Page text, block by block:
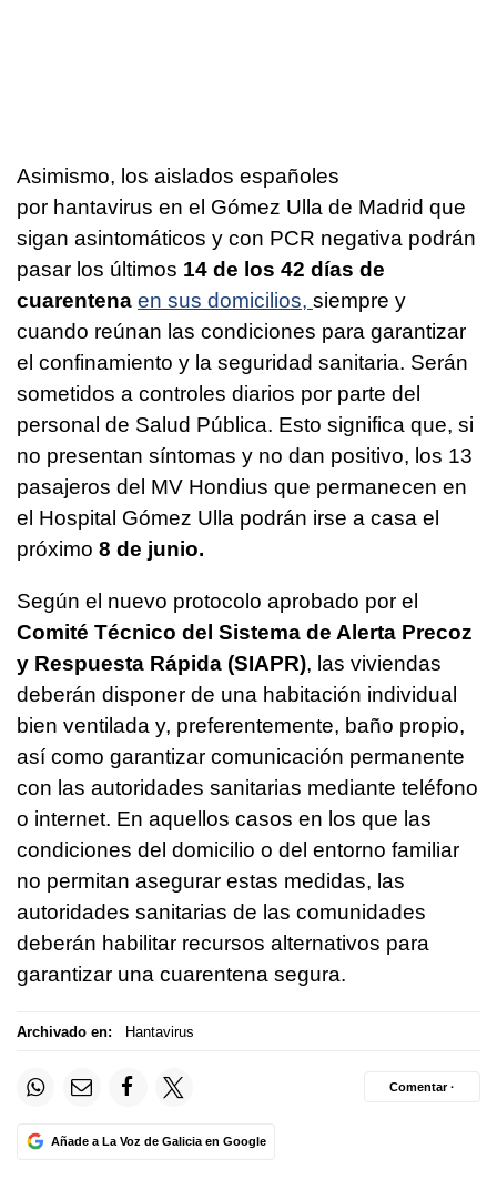
Asimismo, los aislados españoles
por hantavirus en el Gómez Ulla de Madrid que
sigan asintomáticos y con PCR negativa podrán
pasar los últimos 14 de los 42 días de
cuarentena en sus domicilios, siempre y
cuando reúnan las condiciones para garantizar
el confinamiento y la seguridad sanitaria. Serán
sometidos a controles diarios por parte del
personal de Salud Pública. Esto significa que, si
no presentan síntomas y no dan positivo, los 13
pasajeros del MV Hondius que permanecen en
el Hospital Gómez Ulla podrán irse a casa el
próximo 8 de junio.
Según el nuevo protocolo aprobado por el
Comité Técnico del Sistema de Alerta Precoz
y Respuesta Rápida (SIAPR), las viviendas
deberán disponer de una habitación individual
bien ventilada y, preferentemente, baño propio,
así como garantizar comunicación permanente
con las autoridades sanitarias mediante teléfono
o internet. En aquellos casos en los que las
condiciones del domicilio o del entorno familiar
no permitan asegurar estas medidas, las
autoridades sanitarias de las comunidades
deberán habilitar recursos alternativos para
garantizar una cuarentena segura.
Archivado en: Hantavirus
Añade a La Voz de Galicia en Google
Comentar ·